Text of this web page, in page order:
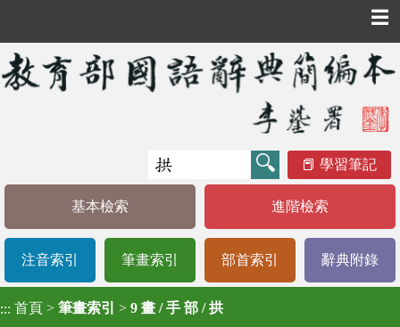
☰
學習筆記
基本檢索 進階檢索
注音索引 筆畫索引 部首索引 辭典附錄
::: 首頁 > 筆畫索引 > 9 畫 / 手 部 / 拱